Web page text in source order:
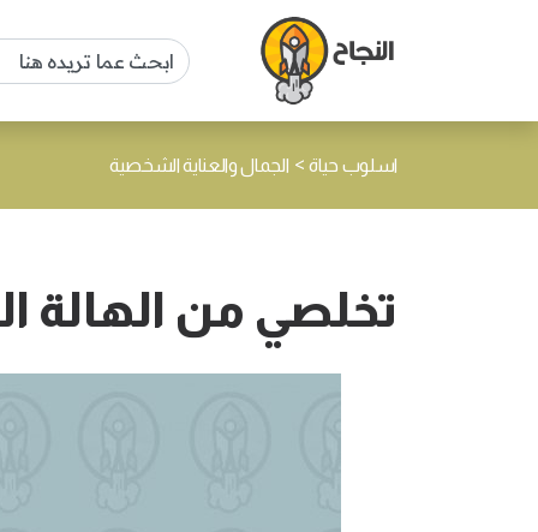
اسلوب حياة > الجمال والعناية الشخصية
تخلصي من الهالة